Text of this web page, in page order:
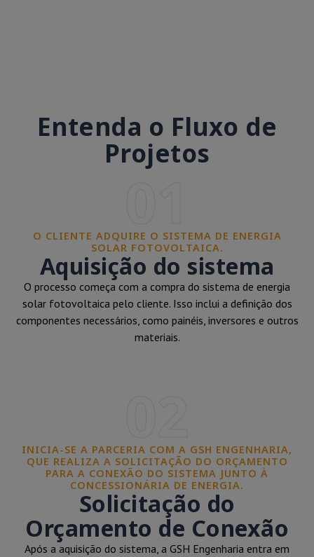
Entenda o Fluxo de
Projetos
O CLIENTE ADQUIRE O SISTEMA DE ENERGIA
SOLAR FOTOVOLTAICA.
Aquisição do sistema
O processo começa com a compra do sistema de energia
solar fotovoltaica pelo cliente. Isso inclui a definição dos
componentes necessários, como painéis, inversores e outros
materiais.
INICIA-SE A PARCERIA COM A GSH ENGENHARIA,
QUE REALIZA A SOLICITAÇÃO DO ORÇAMENTO
PARA A CONEXÃO DO SISTEMA JUNTO À
CONCESSIONÁRIA DE ENERGIA.
Solicitação do
Orçamento de Conexão
Após a aquisição do sistema, a GSH Engenharia entra em